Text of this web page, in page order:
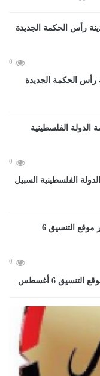
0
الحكمة الجديدة
0
الفلسطينية السبيل
0